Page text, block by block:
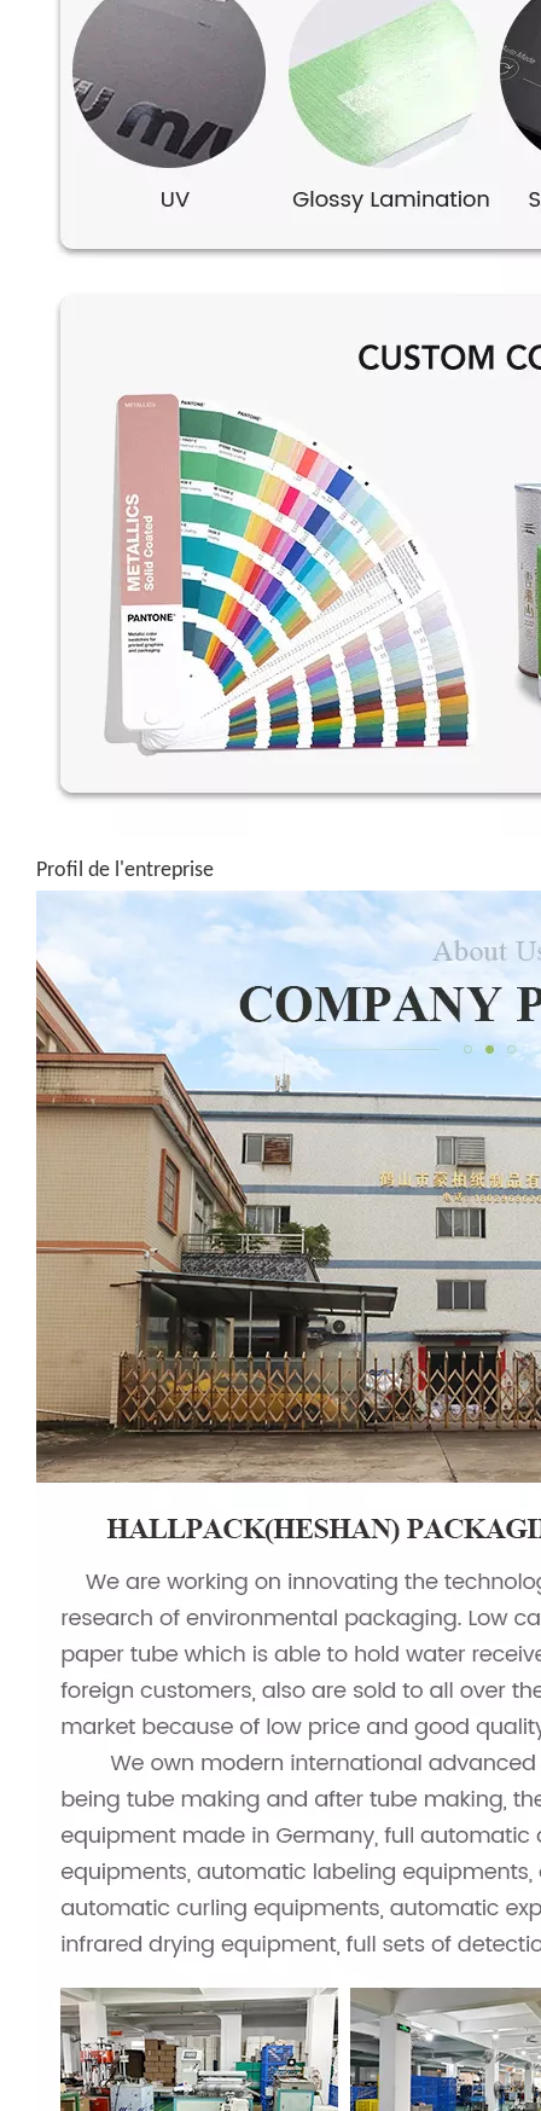
Profil de l'entreprise